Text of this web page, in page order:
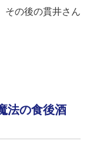
その後の貫井さん
法の食後酒